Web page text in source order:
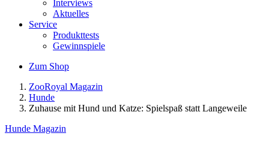
Interviews
Aktuelles
Service
Produkttests
Gewinnspiele
Zum Shop
ZooRoyal Magazin
Hunde
Zuhause mit Hund und Katze: Spielspaß statt Langeweile
Hunde Magazin